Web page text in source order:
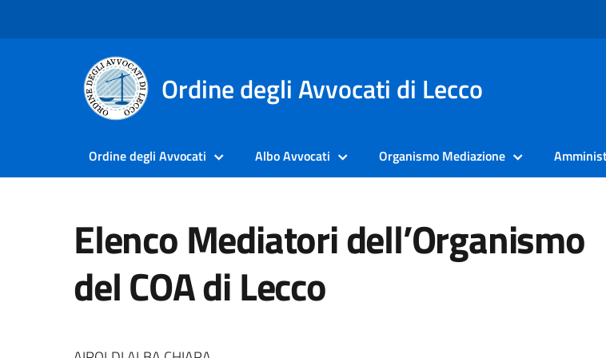
Ordine degli Avvocati di Lecco
Ordine degli Avvocati Albo Avvocati Organismo Mediazione
Elenco Mediatori dell’Organismo
del COA di Lecco